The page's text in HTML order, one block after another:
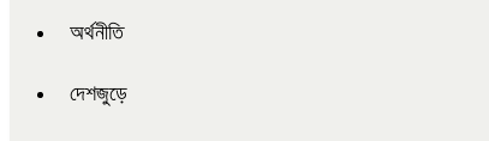
অর্থনীতি
দেশজুড়ে